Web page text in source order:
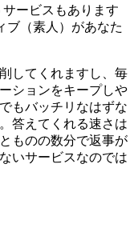
サービスもあります
ブ（素人）があなた
してくれますし、毎
ションをキープしや
もバッチリなはずな
答えてくれる速さは
ものの数分で返事が
いサービスなのでは